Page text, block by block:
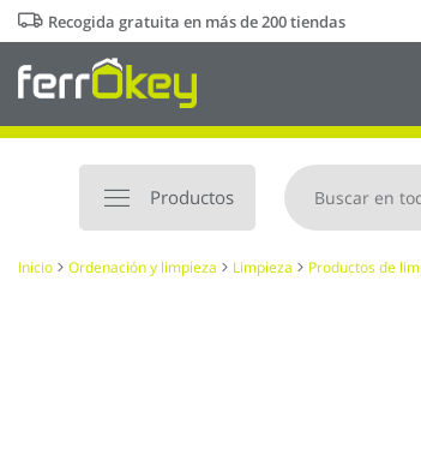
Ir
al
contenido
Recogida gratuita en más de 200 tiendas
Productos
Inicio Ordenación y limpieza Limpieza Productos de